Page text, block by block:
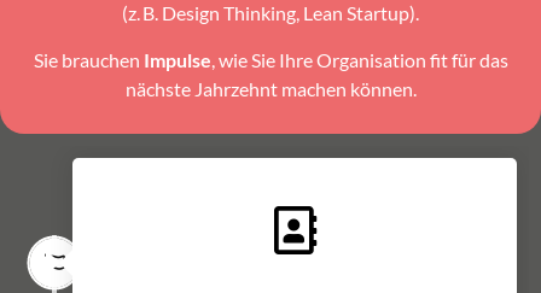
(z. B. Design Thinking, Lean Startup).
Sie brauchen Impulse, wie Sie Ihre Organisation fit für das
nächste Jahrzehnt machen können.